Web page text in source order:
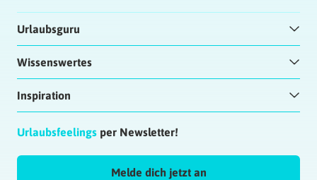
Urlaubsguru
Wissenswertes
Inspiration
Urlaubsfeelings per Newsletter!
Melde dich jetzt an